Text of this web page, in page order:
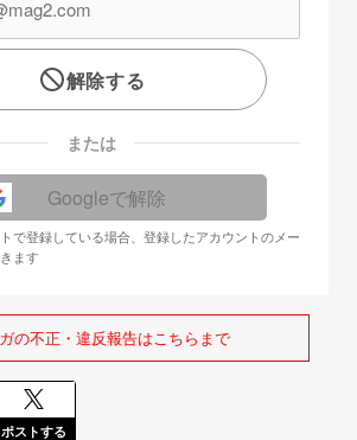
解除する
または
Googleで解除
で登録している場合、登録したアカウントのメー
ます
の不正・違反報告はこちらまで
ポストする